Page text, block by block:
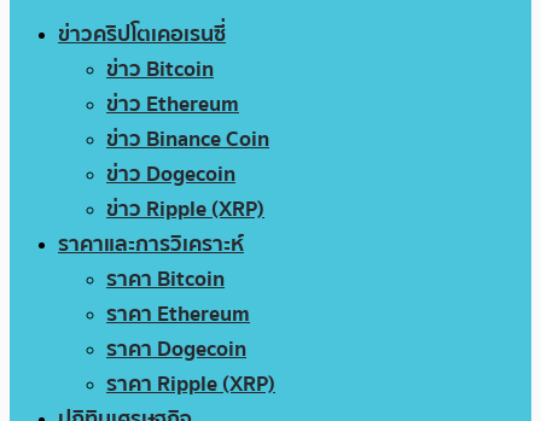
ข่าวคริปโตเคอเรนซี่
ข่าว Bitcoin
ข่าว Ethereum
ข่าว Binance Coin
ข่าว Dogecoin
ข่าว Ripple (XRP)
ราคาและการวิเคราะห์
ราคา Bitcoin
ราคา Ethereum
ราคา Dogecoin
ราคา Ripple (XRP)